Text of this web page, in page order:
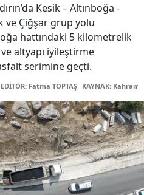
Kesik – Altınboğa -
ve Çiğşar grup yolu
hattındaki 5 kilometrelik
altyapı iyileştirme
serimine geçti.
EDİTÖR: Fatma TOPTAŞ KAYNAK: